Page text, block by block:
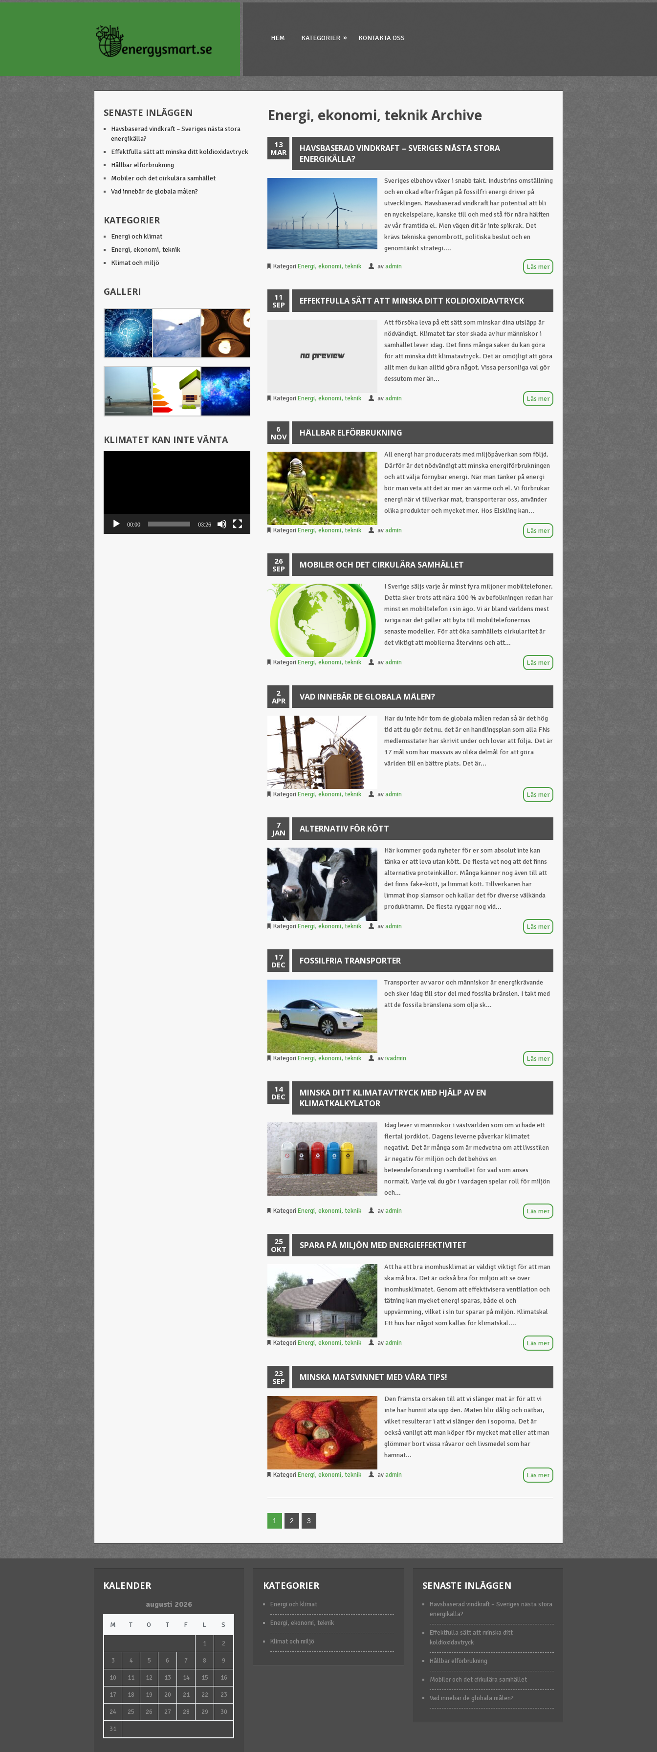
HEM KATEGORIER » KONTAKTA OSS
Energi, ekonomi, teknik Archive
13
MAR
HAVSBASERAD VINDKRAFT – SVERIGES NÄSTA STORA
ENERGIKÄLLA?
Sveriges elbehov växer i snabb takt. Industrins omställning
och en ökad efterfrågan på fossilfri energi driver på
utvecklingen. Havsbaserad vindkraft har potential att bli
en nyckelspelare, kanske till och med stå för nära hälften
av vår framtida el. Men vägen dit är inte spikrak. Det
krävs tekniska genombrott, politiska beslut och en
genomtänkt strategi....
KategoriEnergi, ekonomi, teknik avadmin
11
SEP
EFFEKTFULLA SÄTT ATT MINSKA DITT KOLDIOXIDAVTRYCK
Att försöka leva på ett sätt som minskar dina utsläpp är
nödvändigt. Klimatet tar stor skada av hur människor i
samhället lever idag. Det finns många saker du kan göra
för att minska ditt klimatavtryck. Det är omöjligt att göra
allt men du kan alltid göra något. Vissa personliga val gör
dessutom mer än...
KategoriEnergi, ekonomi, teknik avadmin
6
NOV
HÅLLBAR ELFÖRBRUKNING
All energi har producerats med miljöpåverkan som följd.
Därför är det nödvändigt att minska energiförbrukningen
och att välja förnybar energi. När man tänker på energi
bör man veta att det är mer än värme och el. Vi förbrukar
energi när vi tillverkar mat, transporterar oss, använder
olika produkter och mycket mer. Hos Elskling kan...
KategoriEnergi, ekonomi, teknik avadmin
26
SEP
MOBILER OCH DET CIRKULÄRA SAMHÄLLET
I Sverige säljs varje år minst fyra miljoner mobiltelefoner.
Detta sker trots att nära 100 % av befolkningen redan har
minst en mobiltelefon i sin ägo. Vi är bland världens mest
ivriga när det gäller att byta till mobiltelefonernas
senaste modeller. För att öka samhällets cirkularitet är
det viktigt att mobilerna återvinns och att...
KategoriEnergi, ekonomi, teknik avadmin
2
APR
VAD INNEBÄR DE GLOBALA MÅLEN?
Har du inte hör tom de globala målen redan så är det hög
tid att du gör det nu. det är en handlingsplan som alla FNs
medlemsstater har skrivit under och lovar att följa. Det är
17 mål som har massvis av olika delmål för att göra
världen till en bättre plats. Det är...
KategoriEnergi, ekonomi, teknik avadmin
7
JAN
ALTERNATIV FÖR KÖTT
Här kommer goda nyheter för er som absolut inte kan
tänka er att leva utan kött. De flesta vet nog att det finns
alternativa proteinkällor. Många känner nog även till att
det finns fake-kött, ja limmat kött. Tillverkaren har
limmat ihop slamsor och kallar det för diverse välkända
produktnamn. De flesta ryggar nog vid...
KategoriEnergi, ekonomi, teknik avadmin
17
DEC
FOSSILFRIA TRANSPORTER
Transporter av varor och människor är energikrävande
och sker idag till stor del med fossila bränslen. I takt med
att de fossila bränslena som olja sk...
KategoriEnergi, ekonomi, teknik avivadmin
14
DEC
MINSKA DITT KLIMATAVTRYCK MED HJÄLP AV EN
KLIMATKALKYLATOR
Idag lever vi människor i västvärlden som om vi hade ett
flertal jordklot. Dagens leverne påverkar klimatet
negativt. Det är många som är medvetna om att livsstilen
är negativ för miljön och det behövs en
beteendeförändring i samhället för vad som anses
normalt. Varje val du gör i vardagen spelar roll för miljön
och...
KategoriEnergi, ekonomi, teknik avadmin
25
OKT
SPARA PÅ MILJÖN MED ENERGIEFFEKTIVITET
Att ha ett bra inomhusklimat är väldigt viktigt för att man
ska må bra. Det är också bra för miljön att se över
inomhusklimatet. Genom att effektivisera ventilation och
tätning kan mycket energi sparas, både el och
uppvärmning, vilket i sin tur sparar på miljön. Klimatskal
Ett hus har något som kallas för klimatskal....
KategoriEnergi, ekonomi, teknik avadmin
23
SEP
MINSKA MATSVINNET MED VÅRA TIPS!
Den främsta orsaken till att vi slänger mat är för att vi
inte har hunnit äta upp den. Maten blir dålig och oätbar,
vilket resulterar i att vi slänger den i soporna. Det är
också vanligt att man köper för mycket mat eller att man
glömmer bort vissa råvaror och livsmedel som har
hamnat...
KategoriEnergi, ekonomi, teknik avadmin
1 2 3
SENASTE INLÄGGEN
Havsbaserad vindkraft – Sveriges nästa stora
energikälla?
Effektfulla sätt att minska ditt koldioxidavtryck
Hållbar elförbrukning
Mobiler och det cirkulära samhället
Vad innebär de globala målen?
KATEGORIER
Energi och klimat
Energi, ekonomi, teknik
Klimat och miljö
GALLERI
KLIMATET KAN INTE VÄNTA
00:00 03:26
KALENDER
augusti 2026
M T O T F L S
1 2
3 4 5 6 7 8 9
10 11 12 13 14 15 16
17 18 19 20 21 22 23
24 25 26 27 28 29 30
31
KATEGORIER
Energi och klimat
Energi, ekonomi, teknik
Klimat och miljö
SENASTE INLÄGGEN
Havsbaserad vindkraft – Sveriges nästa stora
energikälla?
Effektfulla sätt att minska ditt
koldioxidavtryck
Hållbar elförbrukning
Mobiler och det cirkulära samhället
Vad innebär de globala målen?